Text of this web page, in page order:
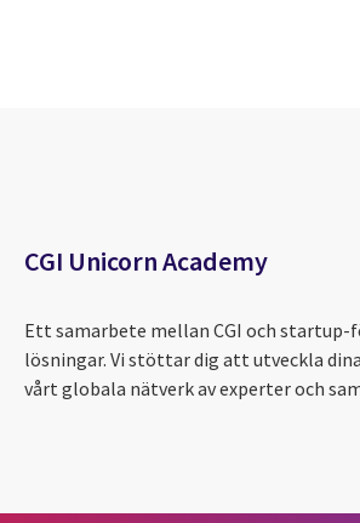
CGI Unicorn Academy
Ett samarbete mellan CGI och
lösningar. Vi stöttar dig att utveckla
vårt globala nätverk av experter och